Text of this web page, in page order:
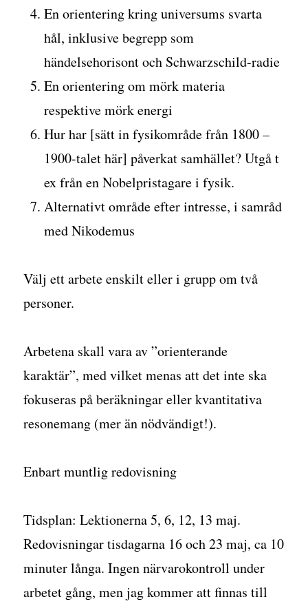
En orientering kring universums svarta
hål, inklusive begrepp som
händelsehorisont och Schwarzschild-radie
En orientering om mörk materia
respektive mörk energi
Hur har [sätt in fysikområde från 1800 –
1900-talet här] påverkat samhället? Utgå t
ex från en Nobelpristagare i fysik.
Alternativt område efter intresse, i samråd
med Nikodemus
Välj ett arbete enskilt eller i grupp om två
personer.
Arbetena skall vara av ”orienterande
karaktär”, med vilket menas att det inte ska
fokuseras på beräkningar eller kvantitativa
resonemang (mer än nödvändigt!).
Enbart muntlig redovisning
Tidsplan: Lektionerna 5, 6, 12, 13 maj.
Redovisningar tisdagarna 16 och 23 maj, ca 10
minuter långa. Ingen närvarokontroll under
arbetet gång, men jag kommer att finnas till